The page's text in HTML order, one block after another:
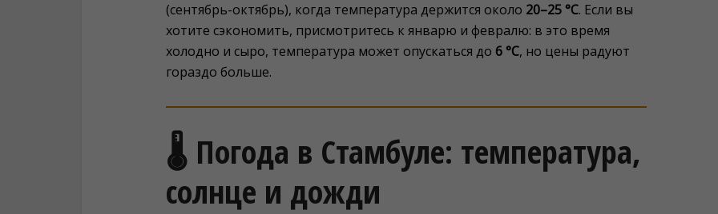
(сентябрь-октябрь), когда температура держится около 20–25 °C. Если вы
хотите сэкономить, присмотритесь к январю и февралю: в это время
холодно и сыро, температура может опускаться до 6 °C, но цены радуют
гораздо больше.
🌡️ Погода в Стамбуле: температура,
солнце и дожди